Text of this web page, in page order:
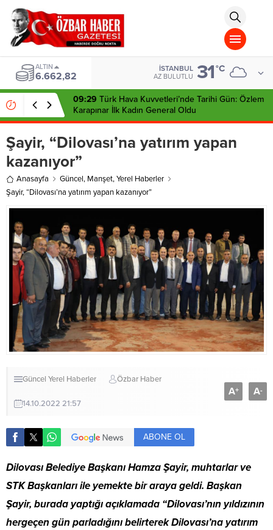
islami
chat
omegla
türk
sohbet
cinsel
sohbet
dini
chat
ALTIN
6.662,82
İSTANBUL
AZ BULUTLU 31°C
09:29 Türk Hava Kuvvetleri’nde Tarihi Gün: Özlem
Karapınar İlk Kadın General Oldu
Şayir, “Dilovası’na yatırım yapan
kazanıyor”
Anasayfa Güncel, Manşet,Yerel Haberler
Şayir, “Dilovası’na yatırım yapan kazanıyor”
Güncel Yerel Haberler Özbar Haber
14.10.2022 21:57
A+ A-
ABONE OL
Dilovası Belediye Başkanı Hamza Şayir, muhtarlar ve
STK Başkanları ile yemekte bir araya geldi. Başkan
Şayir, burada yaptığı açıklamada “Dilovası’nın yıldızının
hergeçen gün parladığını belirterek Dilovası’na yatırım